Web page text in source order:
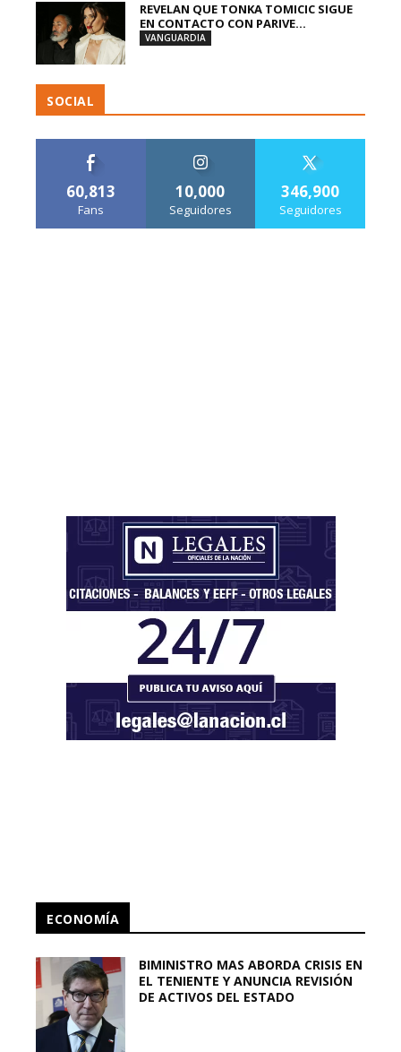
REVELAN QUE TONKA TOMICIC SIGUE
EN CONTACTO CON PARIVE...
VANGUARDIA
SOCIAL
60,813
Fans
10,000
Seguidores
346,900
Seguidores
ECONOMÍA
BIMINISTRO MAS ABORDA CRISIS EN
EL TENIENTE Y ANUNCIA REVISIÓN
DE ACTIVOS DEL ESTADO